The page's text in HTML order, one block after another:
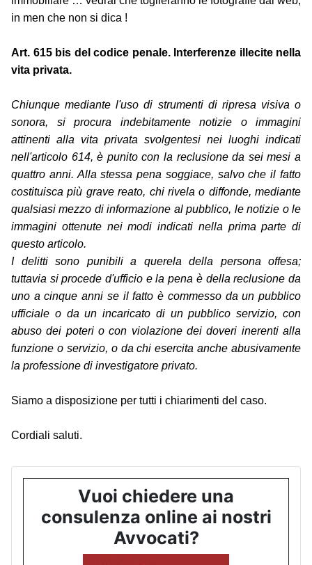
in men che non si dica !
Art. 615 bis del codice penale. Interferenze illecite nella
vita privata.
Chiunque mediante l'uso di strumenti di ripresa visiva o
sonora, si procura indebitamente notizie o immagini
attinenti alla vita privata svolgentesi nei luoghi indicati
nell'articolo 614, è punito con la reclusione da sei mesi a
quattro anni. Alla stessa pena soggiace, salvo che il fatto
costituisca più grave reato, chi rivela o diffonde, mediante
qualsiasi mezzo di informazione al pubblico, le notizie o le
immagini ottenute nei modi indicati nella prima parte di
questo articolo.
I delitti sono punibili a querela della persona offesa;
tuttavia si procede d'ufficio e la pena è della reclusione da
uno a cinque anni se il fatto è commesso da un pubblico
ufficiale o da un incaricato di un pubblico servizio, con
abuso dei poteri o con violazione dei doveri inerenti alla
funzione o servizio, o da chi esercita anche abusivamente
la professione di investigatore privato.
Siamo a disposizione per tutti i chiarimenti del caso.
Cordiali saluti.
Vuoi chiedere una
consulenza online ai nostri
Avvocati?